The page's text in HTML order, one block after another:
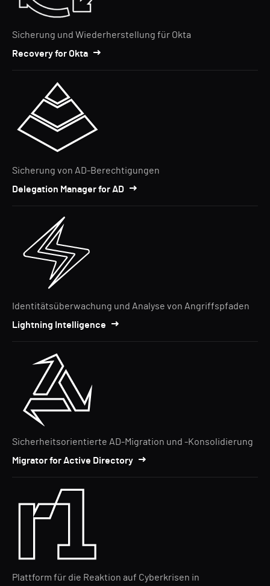
Sicherung und Wiederherstellung für Okta
Recovery for Okta
Sicherung von AD-Berechtigungen
Delegation Manager for AD
Identitätsüberwachung und Analyse von Angriffspfaden
Lightning Intelligence
Sicherheitsorientierte AD-Migration und -Konsolidierung
Migrator for Active Directory
Plattform für die Reaktion auf Cyberkrisen in